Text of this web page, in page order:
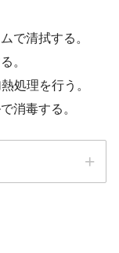
で清拭する。
。
処理を行う。
消毒する。